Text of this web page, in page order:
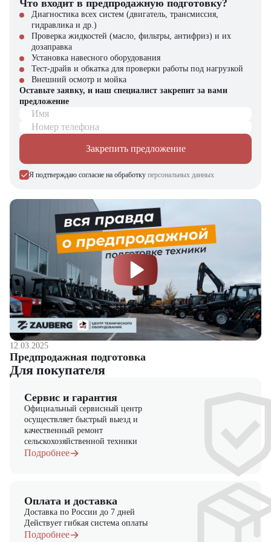
спецтехники, вилочной и малой складской техники, навесного
оборудования и оригинальных запчастей.
Что входит в предпродажную подготовку?
Диагностика всех систем (двигатель, трансмиссия,
гидравлика и др.)
Проверка жидкостей (масло, фильтры, антифриз) и их
дозаправка
Установка навесного оборудования
Тест-драйв и обкатка для проверки работы под нагрузкой
Внешний осмотр и мойка
Оставьте заявку, и наш специалист закрепит за вами
предложение
Имя
Номер телефона
Закрепить предложение
Я подтверждаю согласие на обработку персональных данных
12.03.2025
Предпродажная подготовка
Для покупателя
Сервис и гарантия
Официальный сервисный центр
осуществляет быстрый выезд и
качественный ремонт
сельскохозяйственной техники
Подробнее
Оплата и доставка
Доставка по России до 7 дней
Действует гибкая система оплаты
Подробнее